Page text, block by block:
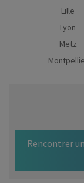
Lille
Lyon
Metz
Rencontrer